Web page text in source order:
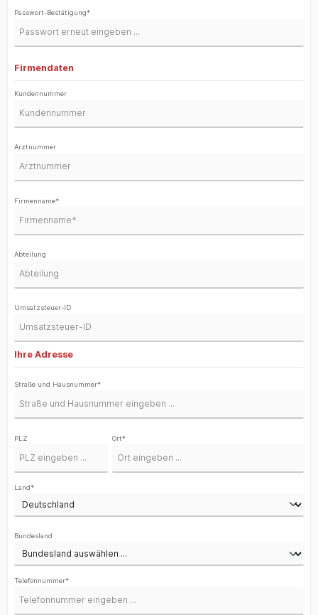
Passwort-Bestätigung*
Firmendaten
Kundennummer
Arztnummer
Firmenname*
Abteilung
Umsatzsteuer-ID
Ihre Adresse
Straße und Hausnummer*
PLZ Ort*
Land*
Bundesland
Telefonnummer*